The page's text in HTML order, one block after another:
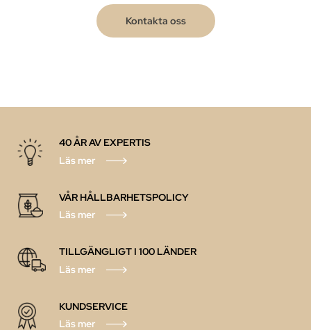
Kontakta oss
40 ÅR AV EXPERTIS
Läs mer
VÅR HÅLLBARHETSPOLICY
Läs mer
TILLGÄNGLIGT I 100 LÄNDER
Läs mer
KUNDSERVICE
Läs mer